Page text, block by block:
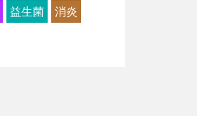
益生菌
消炎